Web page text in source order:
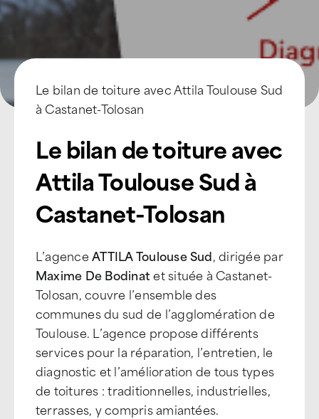
Le bilan de toiture avec Attila Toulouse Sud
à Castanet-Tolosan
Le bilan de toiture avec
Attila Toulouse Sud à
Castanet-Tolosan
L’agenceATTILA Toulouse Sud, dirigée par
Maxime De Bodinatet située à Castanet-
Tolosan, couvre l’ensemble des
communes du sud de l’agglomération de
Toulouse. L’agence propose différents
services pour la réparation, l’entretien, le
diagnostic et l’amélioration de tous types
de toitures : traditionnelles, industrielles,
terrasses, y compris amiantées.